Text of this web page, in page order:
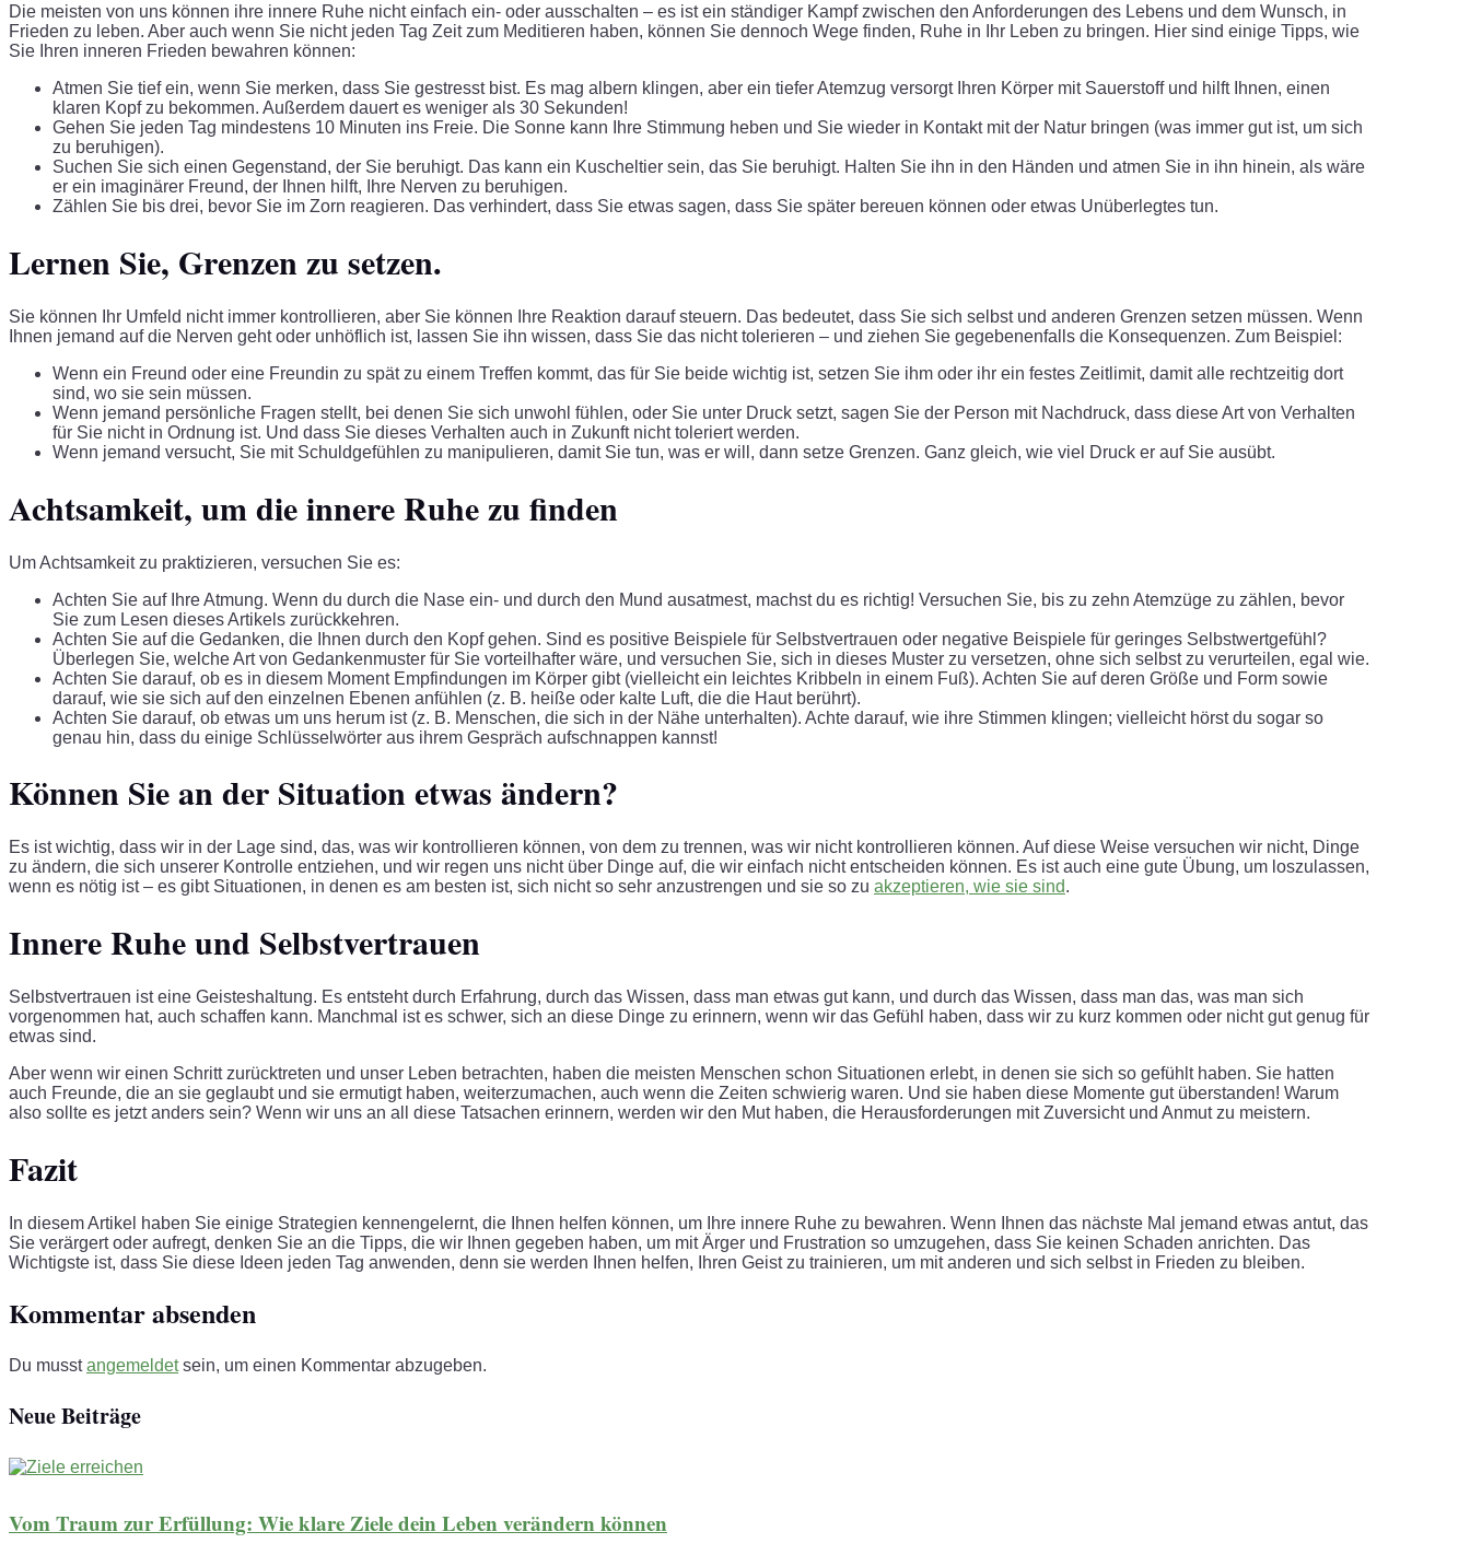
Die meisten von uns können ihre innere Ruhe nicht einfach ein- oder ausschalten – es ist ein ständiger Kampf zwischen den Anforderungen des Lebens und dem Wunsch, in
Frieden zu leben. Aber auch wenn Sie nicht jeden Tag Zeit zum Meditieren haben, können Sie dennoch Wege finden, Ruhe in Ihr Leben zu bringen. Hier sind einige Tipps, wie
Sie Ihren inneren Frieden bewahren können:
Atmen Sie tief ein, wenn Sie merken, dass Sie gestresst bist. Es mag albern klingen, aber ein tiefer Atemzug versorgt Ihren Körper mit Sauerstoff und hilft Ihnen, einen
klaren Kopf zu bekommen. Außerdem dauert es weniger als 30 Sekunden!
Gehen Sie jeden Tag mindestens 10 Minuten ins Freie. Die Sonne kann Ihre Stimmung heben und Sie wieder in Kontakt mit der Natur bringen (was immer gut ist, um sich
zu beruhigen).
Suchen Sie sich einen Gegenstand, der Sie beruhigt. Das kann ein Kuscheltier sein, das Sie beruhigt. Halten Sie ihn in den Händen und atmen Sie in ihn hinein, als wäre
er ein imaginärer Freund, der Ihnen hilft, Ihre Nerven zu beruhigen.
Zählen Sie bis drei, bevor Sie im Zorn reagieren. Das verhindert, dass Sie etwas sagen, dass Sie später bereuen können oder etwas Unüberlegtes tun.
Lernen Sie, Grenzen zu setzen.
Sie können Ihr Umfeld nicht immer kontrollieren, aber Sie können Ihre Reaktion darauf steuern. Das bedeutet, dass Sie sich selbst und anderen Grenzen setzen müssen. Wenn
Ihnen jemand auf die Nerven geht oder unhöflich ist, lassen Sie ihn wissen, dass Sie das nicht tolerieren – und ziehen Sie gegebenenfalls die Konsequenzen. Zum Beispiel:
Wenn ein Freund oder eine Freundin zu spät zu einem Treffen kommt, das für Sie beide wichtig ist, setzen Sie ihm oder ihr ein festes Zeitlimit, damit alle rechtzeitig dort
sind, wo sie sein müssen.
Wenn jemand persönliche Fragen stellt, bei denen Sie sich unwohl fühlen, oder Sie unter Druck setzt, sagen Sie der Person mit Nachdruck, dass diese Art von Verhalten
für Sie nicht in Ordnung ist. Und dass Sie dieses Verhalten auch in Zukunft nicht toleriert werden.
Wenn jemand versucht, Sie mit Schuldgefühlen zu manipulieren, damit Sie tun, was er will, dann setze Grenzen. Ganz gleich, wie viel Druck er auf Sie ausübt.
Achtsamkeit, um die innere Ruhe zu finden
Um Achtsamkeit zu praktizieren, versuchen Sie es:
Achten Sie auf Ihre Atmung. Wenn du durch die Nase ein- und durch den Mund ausatmest, machst du es richtig! Versuchen Sie, bis zu zehn Atemzüge zu zählen, bevor
Sie zum Lesen dieses Artikels zurückkehren.
Achten Sie auf die Gedanken, die Ihnen durch den Kopf gehen. Sind es positive Beispiele für Selbstvertrauen oder negative Beispiele für geringes Selbstwertgefühl?
Überlegen Sie, welche Art von Gedankenmuster für Sie vorteilhafter wäre, und versuchen Sie, sich in dieses Muster zu versetzen, ohne sich selbst zu verurteilen, egal wie.
Achten Sie darauf, ob es in diesem Moment Empfindungen im Körper gibt (vielleicht ein leichtes Kribbeln in einem Fuß). Achten Sie auf deren Größe und Form sowie
darauf, wie sie sich auf den einzelnen Ebenen anfühlen (z. B. heiße oder kalte Luft, die die Haut berührt).
Achten Sie darauf, ob etwas um uns herum ist (z. B. Menschen, die sich in der Nähe unterhalten). Achte darauf, wie ihre Stimmen klingen; vielleicht hörst du sogar so
genau hin, dass du einige Schlüsselwörter aus ihrem Gespräch aufschnappen kannst!
Können Sie an der Situation etwas ändern?
Es ist wichtig, dass wir in der Lage sind, das, was wir kontrollieren können, von dem zu trennen, was wir nicht kontrollieren können. Auf diese Weise versuchen wir nicht, Dinge
zu ändern, die sich unserer Kontrolle entziehen, und wir regen uns nicht über Dinge auf, die wir einfach nicht entscheiden können. Es ist auch eine gute Übung, um loszulassen,
wenn es nötig ist – es gibt Situationen, in denen es am besten ist, sich nicht so sehr anzustrengen und sie so zu akzeptieren, wie sie sind.
Innere Ruhe und Selbstvertrauen
Selbstvertrauen ist eine Geisteshaltung. Es entsteht durch Erfahrung, durch das Wissen, dass man etwas gut kann, und durch das Wissen, dass man das, was man sich
vorgenommen hat, auch schaffen kann. Manchmal ist es schwer, sich an diese Dinge zu erinnern, wenn wir das Gefühl haben, dass wir zu kurz kommen oder nicht gut genug für
etwas sind.
Aber wenn wir einen Schritt zurücktreten und unser Leben betrachten, haben die meisten Menschen schon Situationen erlebt, in denen sie sich so gefühlt haben. Sie hatten
auch Freunde, die an sie geglaubt und sie ermutigt haben, weiterzumachen, auch wenn die Zeiten schwierig waren. Und sie haben diese Momente gut überstanden! Warum
also sollte es jetzt anders sein? Wenn wir uns an all diese Tatsachen erinnern, werden wir den Mut haben, die Herausforderungen mit Zuversicht und Anmut zu meistern.
Fazit
In diesem Artikel haben Sie einige Strategien kennengelernt, die Ihnen helfen können, um Ihre innere Ruhe zu bewahren. Wenn Ihnen das nächste Mal jemand etwas antut, das
Sie verärgert oder aufregt, denken Sie an die Tipps, die wir Ihnen gegeben haben, um mit Ärger und Frustration so umzugehen, dass Sie keinen Schaden anrichten. Das
Wichtigste ist, dass Sie diese Ideen jeden Tag anwenden, denn sie werden Ihnen helfen, Ihren Geist zu trainieren, um mit anderen und sich selbst in Frieden zu bleiben.
Kommentar absenden
Du musstangemeldetsein, um einen Kommentar abzugeben.
Neue Beiträge
Vom Traum zur Erfüllung: Wie klare Ziele dein Leben verändern können